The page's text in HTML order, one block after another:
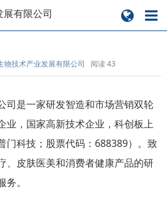
物技术产业发展有限公司 阅读43
是一家研发智造和市场营销双轮
业，国家高新技术企业，科创板上
门科技；股票代码：688389）。致
、皮肤医美和消费者健康产品的研
。